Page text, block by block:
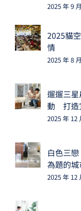
2025 年 9
2025貓
情
2025 年 8
遛遛三
動 打造
2025 年 12
白色三
為題的
2025 年 12